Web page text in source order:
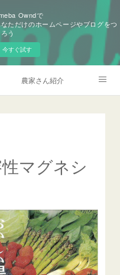
Owndで
ただけのホームページやブログをつ
う
今すぐ試す
農家さん紹介
マグネシ